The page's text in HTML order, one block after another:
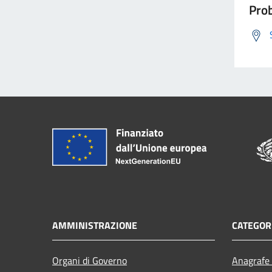
AMMINISTRAZIONE
Organi di Governo